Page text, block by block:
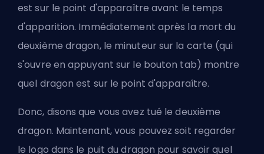
est sur le point d'apparaître avant le temps
d'apparition. Immédiatement après la mort du
deuxième dragon, le minuteur sur la carte (qui
s'ouvre en appuyant sur le bouton tab) montre
quel dragon est sur le point d'apparaître.
Donc, disons que vous avez tué le deuxième
dragon. Maintenant, vous pouvez soit regarder
le logo dans le puit du dragon pour savoir quel